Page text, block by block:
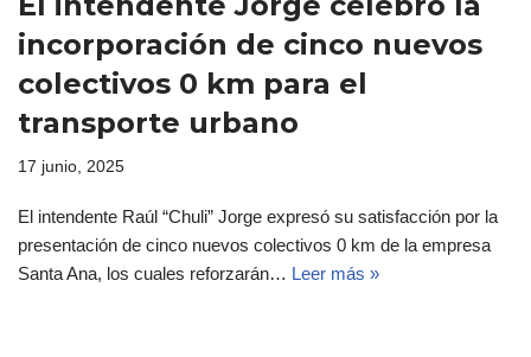
incorporación de cinco nuevos
colectivos 0 km para el
transporte urbano
17 junio, 2025
El intendente Raúl “Chuli” Jorge expresó su satisfacción por la
presentación de cinco nuevos colectivos 0 km de la empresa
Santa Ana, los cuales reforzarán… Leer más »